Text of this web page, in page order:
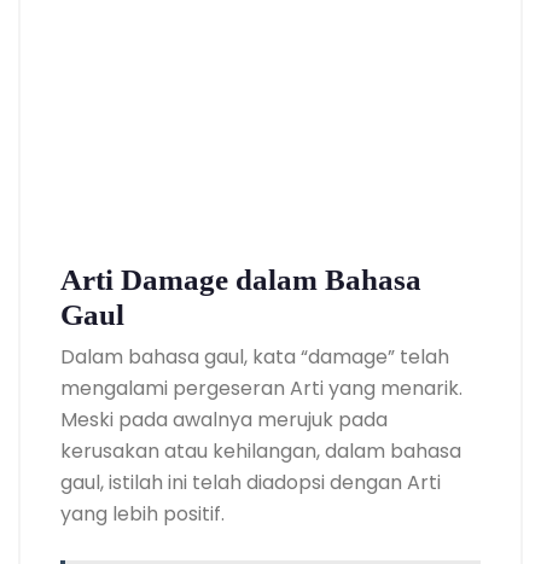
Arti Damage dalam Bahasa
Gaul
Dalam bahasa gaul, kata “damage” telah
mengalami pergeseran Arti yang menarik.
Meski pada awalnya merujuk pada
kerusakan atau kehilangan, dalam bahasa
gaul, istilah ini telah diadopsi dengan Arti
yang lebih positif.